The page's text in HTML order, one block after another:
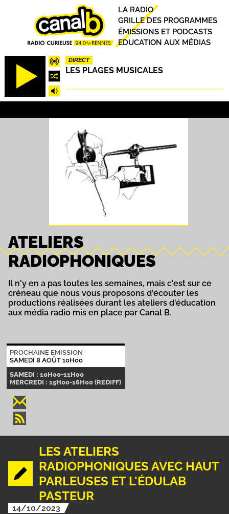
DIRECT
LES PLAGES MUSICALES
Principal
LA RADIO
GRILLE DES PROGRAMMES
ÉMISSIONS ET PODCASTS
EDUCATION AUX MÉDIAS
ATELIERS
RADIOPHONIQUES
Il n'y en a pas toutes les semaines, mais c'est sur ce
créneau que nous vous proposons d'écouter les
productions réalisées durant les ateliers d'éducation
aux média radio mis en place par Canal B.
PROCHAINE EMISSION
SAMEDI 8 AOÛT 10H00
SAMEDI : 10H00-11H00
MERCREDI : 15H00-16H00 (REDIFF)
LES ATELIERS
RADIOPHONIQUES AVEC HAUT
PARLEUSES ET L'ÉDULAB
PASTEUR
14/10/2023